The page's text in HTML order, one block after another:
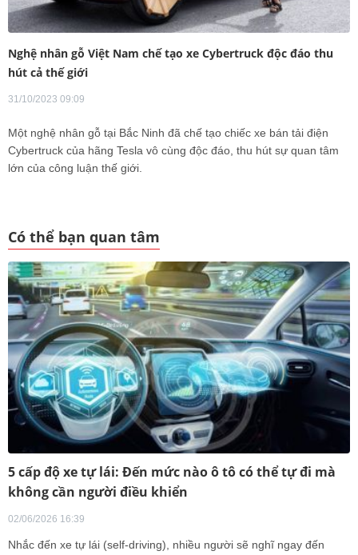
Nghệ nhân gỗ Việt Nam chế tạo xe Cybertruck độc đáo thu
hút cả thế giới
31/10/2023 09:09
Một nghệ nhân gỗ tại Bắc Ninh đã chế tạo chiếc xe bán tải điện
Cybertruck của hãng Tesla vô cùng độc đáo, thu hút sự quan tâm
lớn của công luận thế giới.
Có thể bạn quan tâm
5 cấp độ xe tự lái: Đến mức nào ô tô có thể tự đi mà
không cần người điều khiển
02/06/2026 16:39
Nhắc đến xe tự lái (self-driving), nhiều người sẽ nghĩ ngay đến